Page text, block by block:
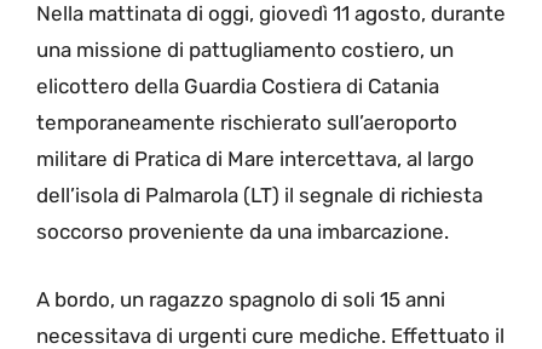
Nella mattinata di oggi, giovedì 11 agosto, durante
una missione di pattugliamento costiero, un
elicottero della Guardia Costiera di Catania
temporaneamente rischierato sull’aeroporto
militare di Pratica di Mare intercettava, al largo
dell’isola di Palmarola (LT) il segnale di richiesta
soccorso proveniente da una imbarcazione.
A bordo, un ragazzo spagnolo di soli 15 anni
necessitava di urgenti cure mediche. Effettuato il